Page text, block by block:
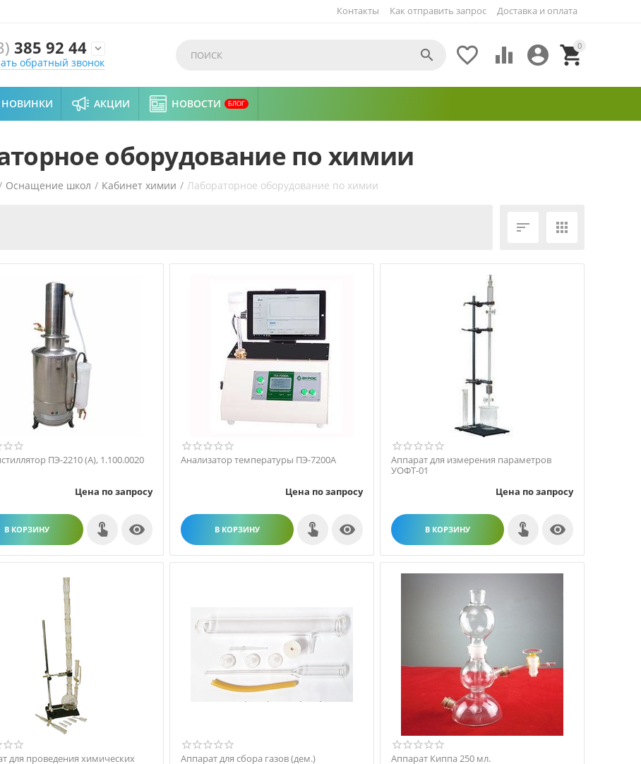
Как отправить запрос Доставка и оплата
Контакты
385 92 44 
обратный звонок
0


 

НОВИНКИ АКЦИИ НОВОСТИ БЛОГ
оборудование по химии
Оснащение школ / Кабинет химии / Лабораторное оборудование по химии
 
ПЭ-2210 (А), 1.100.0020
Цена по запросу
В КОРЗИНУ 
Анализатор температуры ПЭ-7200А
Цена по запросу
В КОРЗИНУ 
Аппарат для измерения параметров
УОФТ-01
Цена по запросу
В КОРЗИНУ 
для проведения химических
Аппарат для сбора газов (дем.) Аппарат Киппа 250 мл.